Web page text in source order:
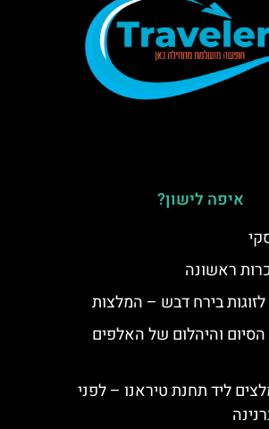
איפה לישון?
ראשונה
בירח דבש – המלצות
והיהלום של האלפים
ליד תחנת טיראנו – לפני